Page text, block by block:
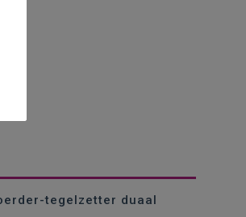
tegelzetter duaal